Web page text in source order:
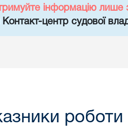
інформацію лише
центр судової